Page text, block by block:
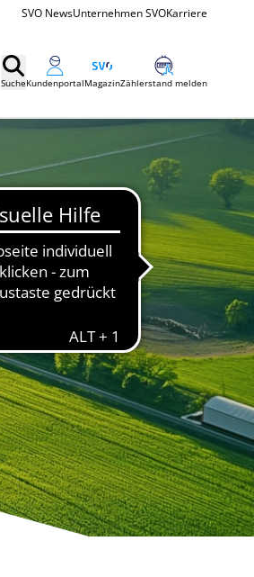
SVO NewsUnternehmen SVOKarriere
SucheKundenportalMagazinZählerstand melden